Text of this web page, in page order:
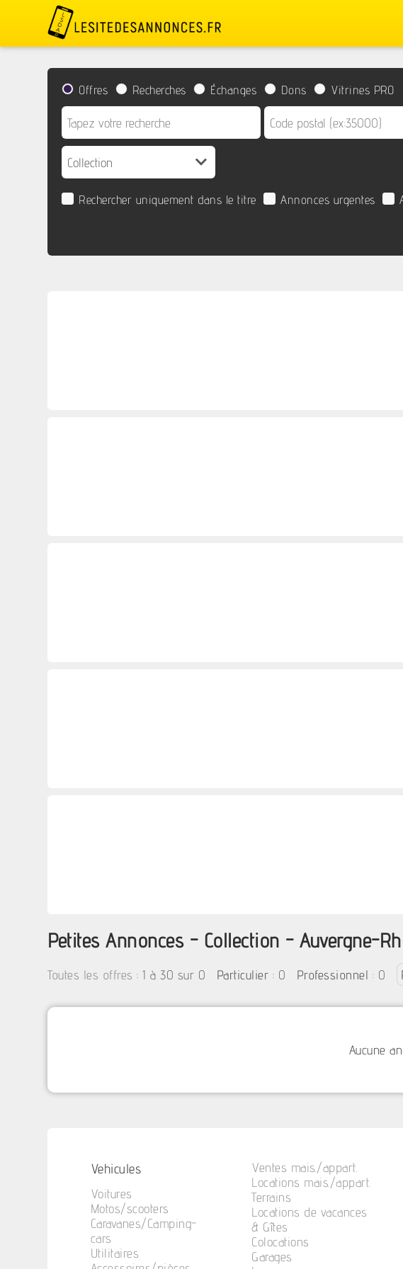
Offres Recherches Échanges Dons Vitrines PRO
Rechercher uniquement dans le titre Annonces urgentes
Petites Annonces - Collection - Auvergne-
Toutes les offres :1 à 30 sur 0 Particulier : 0 Professionnel : 0
Aucune
Vehicules
Voitures
Motos/scooters
Caravanes/Camping-
cars
Utilitaires
Ventes mais./appart.
Locations mais./appart.
Terrains
Locations de vacances
& Gîtes
Colocations
Garages